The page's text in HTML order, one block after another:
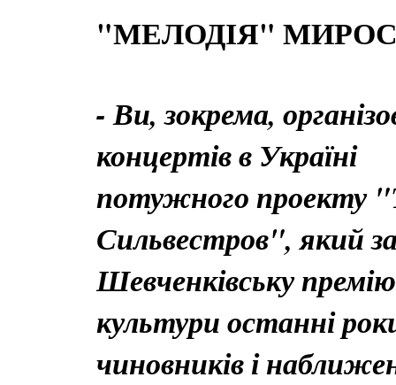
"МЕЛОДІЯ"
- Ви, зокрема,
концертів в Україні
потужного проекту
Сильвестров", який
Шевченківську
культури останні
чиновників і